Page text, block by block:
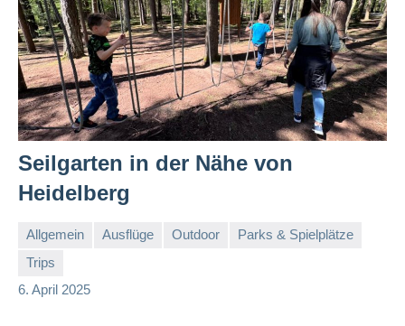
Seilgarten in der Nähe von
Heidelberg
Allgemein Ausflüge Outdoor
Parks & Spielplätze
Trips
6. April 2025
Sandra
und
Keine
Kommentare